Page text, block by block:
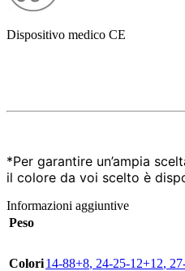
Dispositivo medico CE
*Per garantire un’ampia
il colore da voi scelto è
Informazioni aggiuntive
Peso
Colori14-88+8, 24-25-12+12,